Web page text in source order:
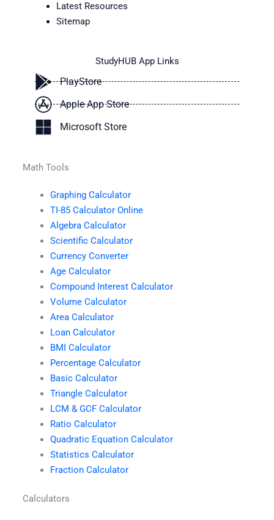
Latest Resources
Sitemap
StudyHUB App Links
PlayStore
Apple App Store
Microsoft Store
Math Tools
Graphing Calculator
TI-85 Calculator Online
Algebra Calculator
Scientific Calculator
Currency Converter
Age Calculator
Compound Interest Calculator
Volume Calculator
Area Calculator
Loan Calculator
BMI Calculator
Percentage Calculator
Basic Calculator
Triangle Calculator
LCM & GCF Calculator
Ratio Calculator
Quadratic Equation Calculator
Statistics Calculator
Fraction Calculator
Calculators